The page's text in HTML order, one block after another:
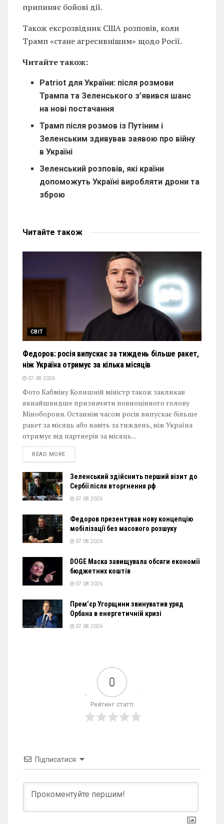
припиняє бойові дії.
Також ексрозвідник США розповів, коли
Трамп «стане агресивнішим» щодо Росії.
Читайте також:
Patriot для України: після розмови
Трампа та Зеленського з’явився шанс
на нові постачання
Трамп після розмов із Путіним і
Зеленським здивував заявою про війну
в Україні
Зеленський розповів, які країни
допоможуть Україні виробляти дрони та
зброю
Читайте також
СВІТ
Федоров: росія випускає за тиждень більше ракет,
ніж Україна отримує за кілька місяців
07.08.2026
Фото Кабміну Колишній міністр також закликав
якнайшвидше призначити повноцінного голову
Міноборони. Останнім часом росія випускає більше
ракет за місяць або навіть за тиждень, ніж Україна
отримує від партнерів за місяць...
READ MOREDETAILS
Зеленський здійснить перший візит до
Сербії після вторгнення рф
07.08.2026
Федоров презентував нову концепцію
мобілізації без масового розшуку
07.08.2026
DOGE Маска завищувала обсяги економії
бюджетних коштів
07.08.2026
Прем’єр Угорщини звинуватив уряд
Орбана в енергетичній кризі
07.08.2026
0
Рейтинг статті
Підписатися